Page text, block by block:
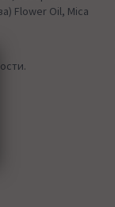
Flower Oil, Mica